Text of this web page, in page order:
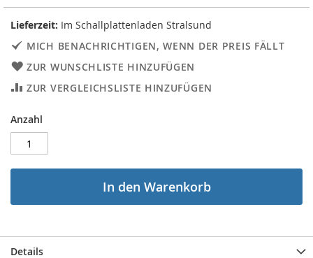
Lieferzeit: Im Schallplattenladen Stralsund
MICH BENACHRICHTIGEN, WENN DER PREIS FÄLLT
ZUR WUNSCHLISTE HINZUFÜGEN
ZUR VERGLEICHSLISTE HINZUFÜGEN
Anzahl
In den Warenkorb
Details